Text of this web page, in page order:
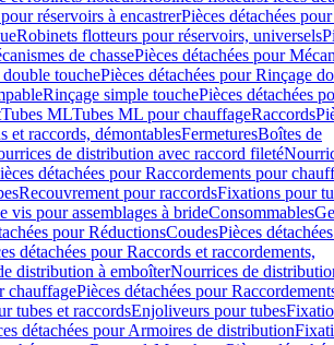
réservoirs à encastrerPièces détachées
Robinets flotteurs pour réservoirs, universels
de chassePièces détachées pour
touchePièces détachées pour Rinçage
Rinçage simple touchePièces détachées
Tubes MLTubes ML pour chauffageRaccords
et raccords, démontablesFermeturesBoîtes de
de distribution avec raccord fileté
détachées pour Raccordements pour
Recouvrement pour raccordsFixations pour
vis pour assemblages à brideConsommables
pour RéductionsCoudesPièces
détachées pour Raccords et raccordements,
distribution à emboîterNourrices de
chauffagePièces détachées pour
tubes et raccordsEnjoliveurs pour tubes
détachées pour Armoires de distribution